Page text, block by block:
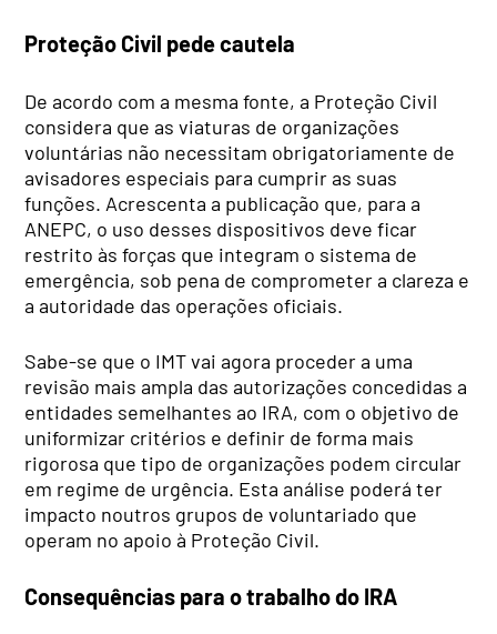
Proteção Civil pede cautela
De acordo com a mesma fonte, a Proteção Civil
considera que as viaturas de organizações
voluntárias não necessitam obrigatoriamente de
avisadores especiais para cumprir as suas
funções. Acrescenta a publicação que, para a
ANEPC, o uso desses dispositivos deve ficar
restrito às forças que integram o sistema de
emergência, sob pena de comprometer a clareza e
a autoridade das operações oficiais.
Sabe-se que o IMT vai agora proceder a uma
revisão mais ampla das autorizações concedidas a
entidades semelhantes ao IRA, com o objetivo de
uniformizar critérios e definir de forma mais
rigorosa que tipo de organizações podem circular
em regime de urgência. Esta análise poderá ter
impacto noutros grupos de voluntariado que
operam no apoio à Proteção Civil.
Consequências para o trabalho do IRA